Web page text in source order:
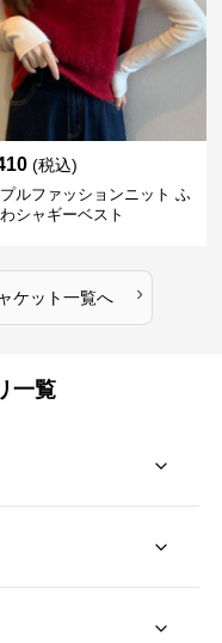
(税込)
ルファッションニット ふ
シャギーベスト
ケット一覧へ ›
一覧